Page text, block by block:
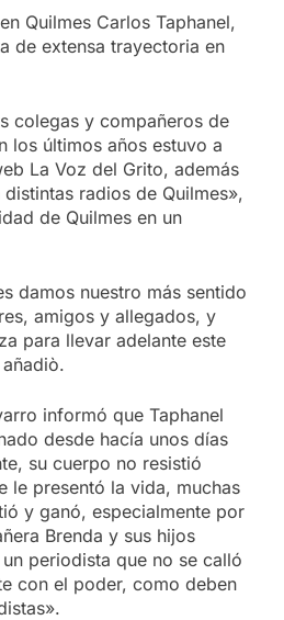
Quilmes Carlos Taphanel,
de extensa trayectoria en
colegas y compañeros de
los últimos años estuvo a
La Voz del Grito, además
radios de Quilmes»,
de Quilmes en un
damos nuestro más sentido
amigos y allegados, y
para llevar adelante este
informó que Taphanel
desde hacía unos días
su cuerpo no resistió
le presentó la vida, muchas
y ganó, especialmente por
Brenda y sus hijos
periodista que no se calló
con el poder, como deben